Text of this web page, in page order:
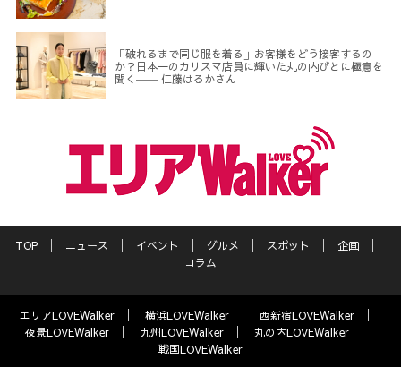
「破れるまで同じ服を着る」お客様をどう接客するの
か？日本一のカリスマ店員に輝いた丸の内びとに極意を
聞く―― 仁藤はるかさん
TOP ニュース イベント グルメ スポット
企画
コラム
エリアLOVEWalker 横浜LOVEWalker
西新宿LOVEWalker
夜景LOVEWalker
九州LOVEWalker
丸の内LOVEWalker
戦国LOVEWalker